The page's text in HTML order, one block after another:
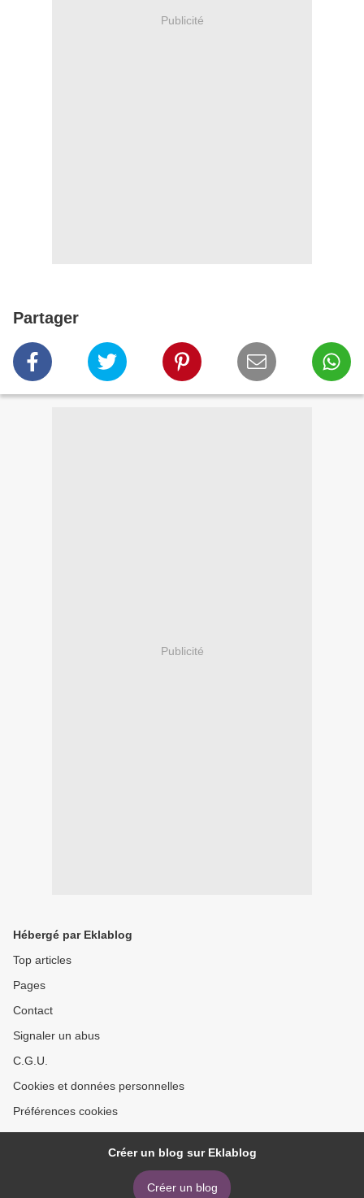
Publicité
Partager
Publicité
Hébergé par Eklablog
Top articles
Pages
Contact
Signaler un abus
C.G.U.
Cookies et données personnelles
Préférences cookies
Créer un blog sur Eklablog
Créer un blog